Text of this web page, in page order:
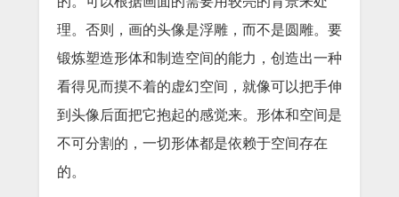
理。否则，画的头像是浮雕，而不是圆雕。要
锻炼塑造形体和制造空间的能力，创造出一种
看得见而摸不着的虚幻空间，就像可以把手伸
到头像后面把它抱起的感觉来。形体和空间是
不可分割的，一切形体都是依赖于空间存在
的。